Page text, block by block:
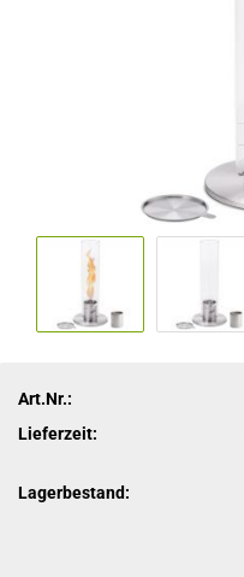
Art.Nr.:
Lieferzeit:
Lagerbestand: